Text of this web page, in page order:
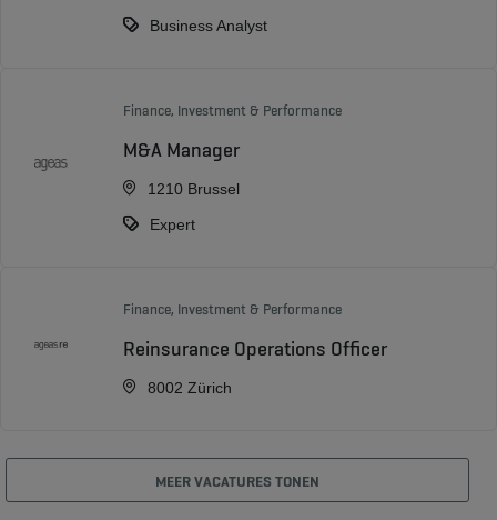
Business Analyst
Finance, Investment & Performance
M&A Manager
1210 Brussel
Expert
Finance, Investment & Performance
Reinsurance Operations Officer
8002 Zürich
MEER VACATURES TONEN